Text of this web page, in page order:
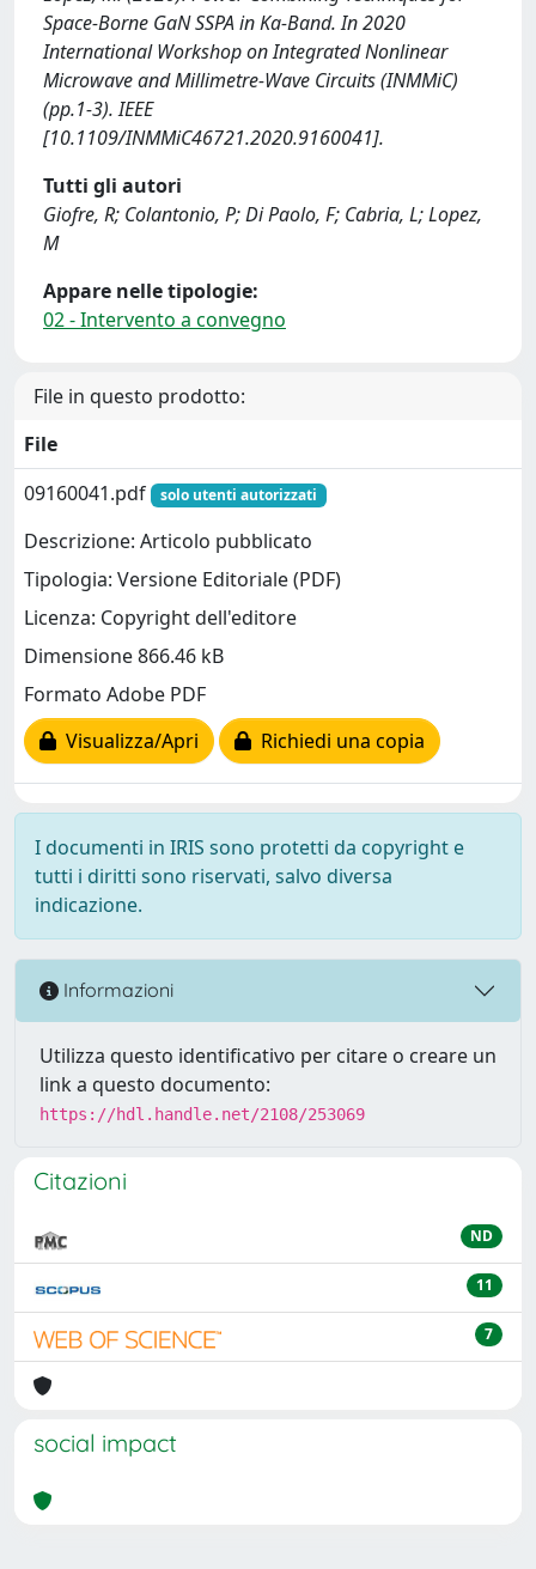
Space-Borne GaN SSPA in Ka-Band. In 2020
International Workshop on Integrated Nonlinear
Microwave and Millimetre-Wave Circuits (INMMiC)
(pp.1-3). IEEE
[10.1109/INMMiC46721.2020.9160041].
Tutti gli autori
Giofre, R; Colantonio, P; Di Paolo, F; Cabria, L; Lopez,
M
Appare nelle tipologie:
02 - Intervento a convegno
File in questo prodotto:
File
09160041.pdf
solo utenti autorizzati
Descrizione: Articolo pubblicato
Tipologia: Versione Editoriale (PDF)
Licenza: Copyright dell'editore
Dimensione 866.46 kB
Formato Adobe PDF
Visualizza/Apri
Richiedi una copia
I documenti in IRIS sono protetti da copyright e
tutti i diritti sono riservati, salvo diversa
indicazione.
Informazioni
Utilizza questo identificativo per citare o creare un
link a questo documento:
https://hdl.handle.net/2108/253069
Citazioni
ND
11
7
social impact